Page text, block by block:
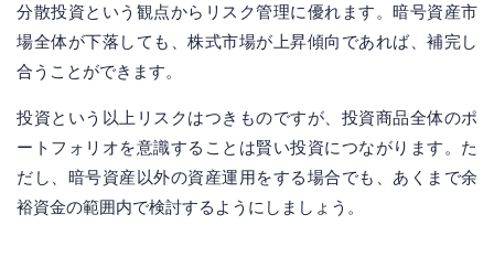
分散投資という観点からリスク管理に優れます。暗号資産市
場全体が下落しても、株式市場が上昇傾向であれば、補完し
合うことができます。
投資という以上リスクはつきものですが、投資商品全体のポ
ートフォリオを意識することは賢い投資につながります。た
だし、暗号資産以外の資産運用をする場合でも、あくまで余
裕資金の範囲内で検討するようにしましょう。